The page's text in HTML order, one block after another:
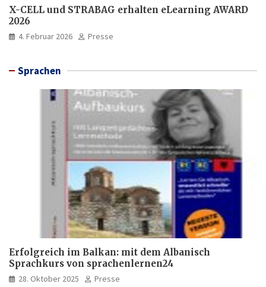
X-CELL und STRABAG erhalten eLearning AWARD
2026
4. Februar 2026 Presse
Sprachen
Erfolgreich im Balkan: mit dem Albanisch
Sprachkurs von sprachenlernen24
28. Oktober 2025
Presse